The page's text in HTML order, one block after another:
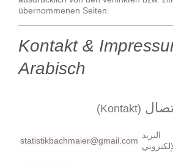
übernommenen Seiten.
Kontakt &
Arabisch
(Kontakt)
statistikbachmaier@gmail.com
البريد